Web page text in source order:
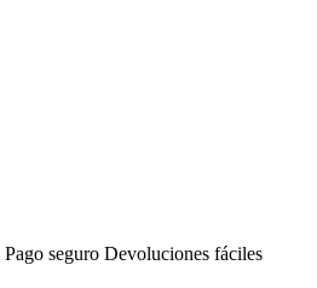
Pago seguro Devoluciones fáciles